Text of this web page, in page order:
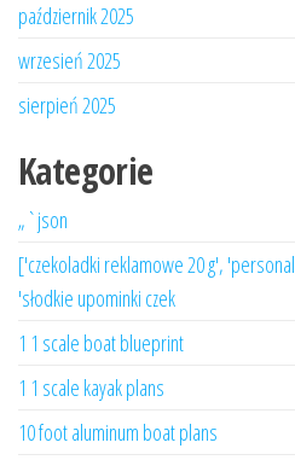
październik 2025
wrzesień 2025
sierpień 2025
Kategorie
„`json
['czekoladki reklamowe 20 g',
'słodkie upominki czek
1 1 scale boat blueprint
1 1 scale kayak plans
10 foot aluminum boat plans